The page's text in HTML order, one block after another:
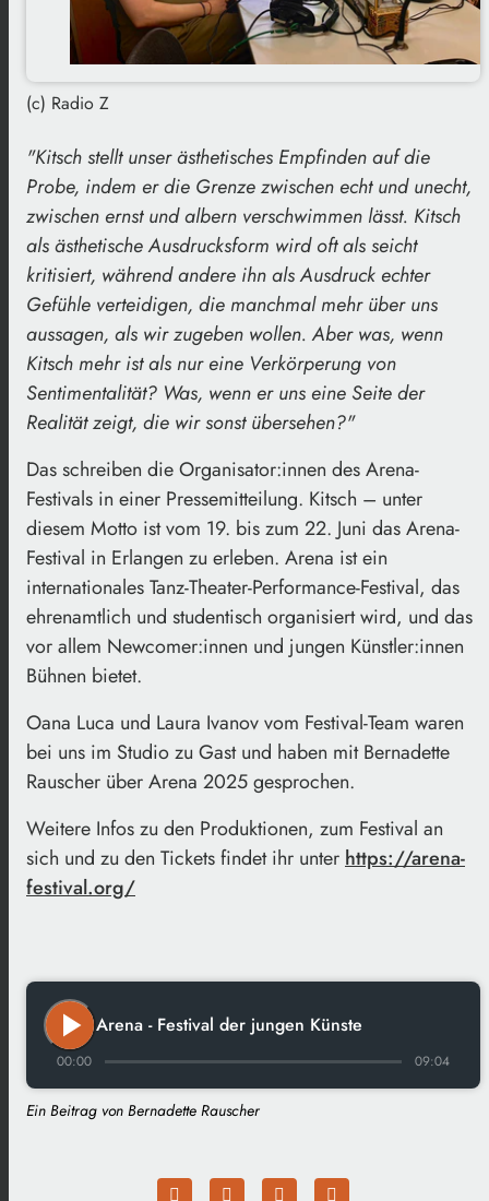
(c) Radio Z
"Kitsch stellt unser ästhetisches Empfinden auf die
Probe, indem er die Grenze zwischenecht und unecht,
zwischen ernst und albern verschwimmen lässt. Kitsch
als ästhetischeAusdrucksform wird oft als seicht
kritisiert, während andere ihn als Ausdruck echter
Gefühle verteidigen, die manchmal mehr über uns
aussagen, als wir zugeben wollen. Aberwas, wenn
Kitsch mehr ist als nur eine Verkörperung von
Sentimentalität? Was, wenn eruns eine Seite der
Realität zeigt, die wir sonst übersehen?"
Das schreiben die Organisator:innen des Arena-
Festivals in einer Pressemitteilung. Kitsch – unter
diesem Motto ist vom 19. bis zum 22. Juni das Arena-
Festival in Erlangen zu erleben. Arena ist ein
internationales Tanz-Theater-Performance-Festival, das
ehrenamtlich und studentisch organisiert wird, und das
vor allem Newcomer:innen und jungen Künstler:innen
Bühnen bietet.
Oana Luca und Laura Ivanov vom Festival-Team waren
bei uns im Studio zu Gast und haben mit Bernadette
Rauscher über Arena 2025 gesprochen.
Weitere Infos zu den Produktionen, zum Festival an
sich und zu den Tickets findet ihr unterhttps://arena-
festival.org/
play_arrow Arena - Festival der jungen Künste
00:00 09:04
Ein Beitrag von Bernadette Rauscher